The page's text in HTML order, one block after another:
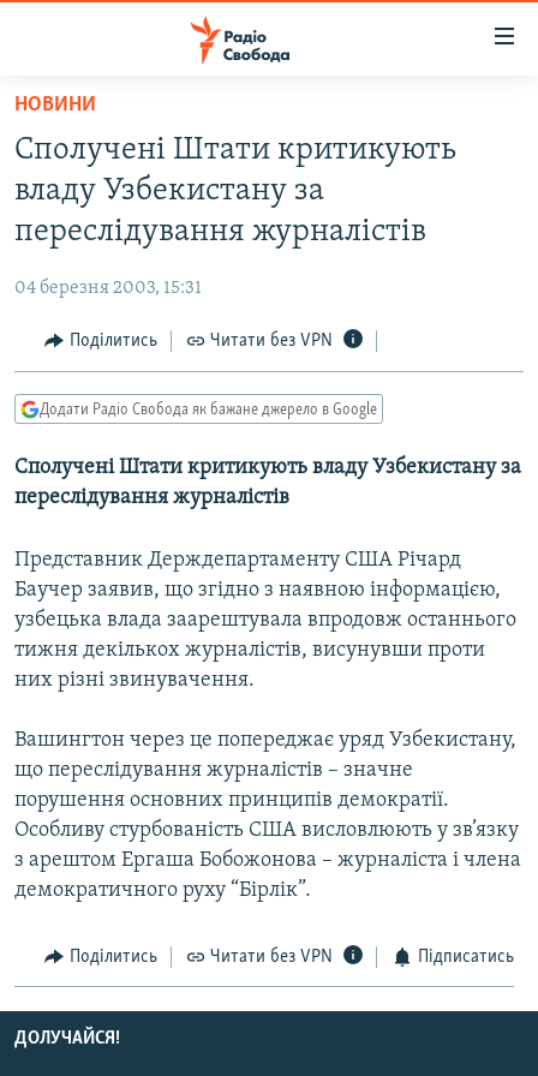
Перейти
основного
матеріалу
Перейти
до
основної
навігації
Перейти
до
пошуку
ВСЕ ЗА ДОБУ
СТАТТІ
ЕКОНОМІКА
СУСПІЛЬСТВО
УКРАЇНА
РОСІЙСЬКА «ФІЛЬТРАЦІЯ»
ДОНБАС.РЕАЛІЇ
ТИ ЯК?
СХЕМИ
КИТАЙ.ВИКЛИКИ
МУЛЬТИМЕДІА
ФОТО
СПЕЦПРОЄКТИ
ПОДКАСТИ
РУС
УКР
КТАТ
НОВИНИ
Сполучені Штати критикують
владу Узбекистану за
переслідування журналістів
04 березня 2003, 15:31
Поділитись Читати без VPN
Додати Радіо Свобода як бажане джерело в Google
Сполучені Штати критикують владу Узбекистану за
переслідування журналістів
Представник Держдепартаменту США Річард
Баучер заявив, що згідно з наявною інформацією,
узбецька влада заарештувала впродовж останнього
тижня декількох журналістів, висунувши проти
них різні звинувачення.
Вашингтон через це попереджає уряд Узбекистану,
що переслідування журналістів – значне
порушення основних принципів демократії.
Особливу стурбованість США висловлюють у зв’язку
з арештом Ергаша Бобожонова – журналіста і члена
демократичного руху “Бірлік”.
Поділитись Читати без VPN Підписатись
ДОЛУЧАЙСЯ!